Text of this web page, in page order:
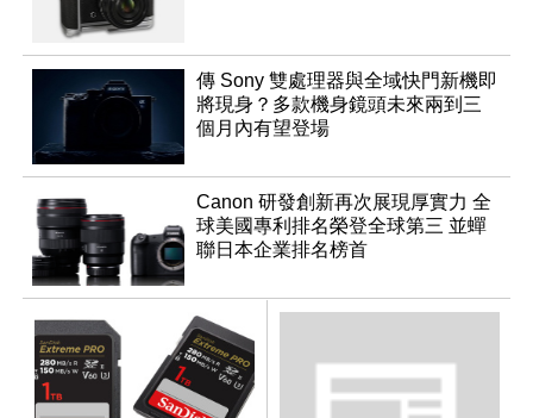
傳 Sony 雙處理器與全域快門新機即
將現身？多款機身鏡頭未來兩到三
個月內有望登場
Canon 研發創新再次展現厚實力 全
球美國專利排名榮登全球第三 並蟬
聯日本企業排名榜首